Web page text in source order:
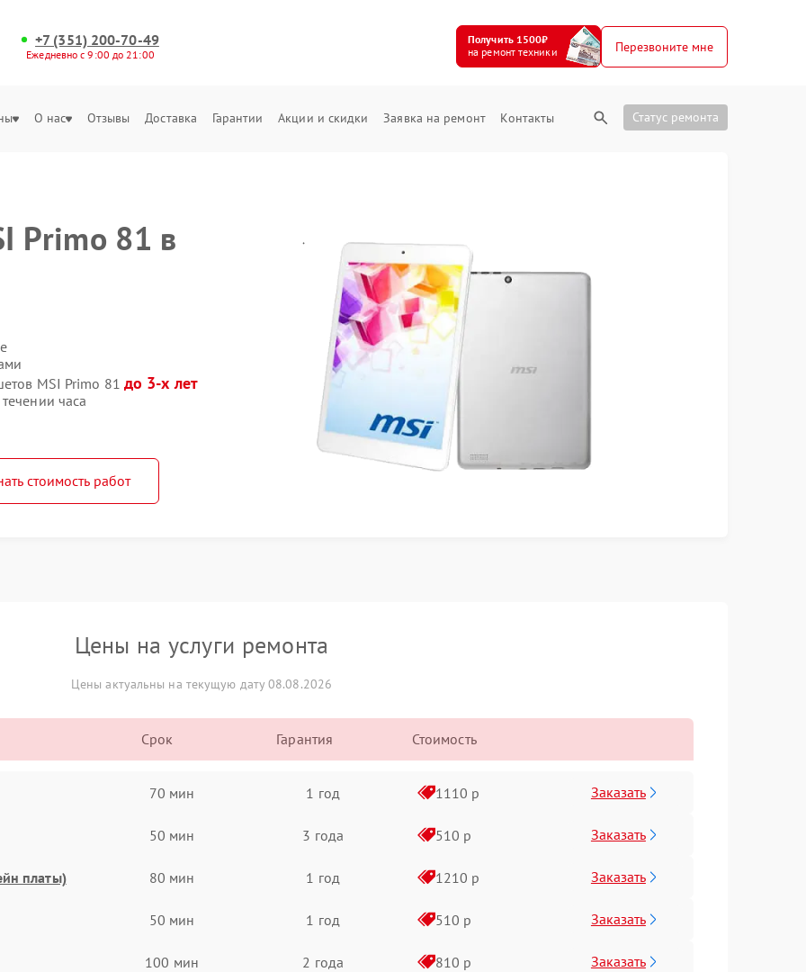
+7 (351) 200-70-49
Ежедневно с 9:00 до 21:00
Получить 1500₽
на ремонт техники
Перезвоните мне
О нас Отзывы Доставка Гарантии Акции и скидки Заявка на ремонт Контакты Статус ремонта
Primo 81 в
MSI Primo 81 до 3-х лет
часа
стоимость работ
Цены на услуги ремонта
Цены актуальны на текущую дату 08.08.2026
Срок Гарантия Стоимость
70 мин 1 год 1110 р Заказать
50 мин 3 года 510 р Заказать
платы) 80 мин 1 год 1210 р Заказать
50 мин 1 год 510 р Заказать
100 мин 2 года 810 р Заказать